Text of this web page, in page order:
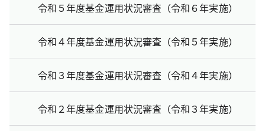
令和５年度基金運用状況審査（令和６年実施）
令和４年度基金運用状況審査（令和５年実施）
令和３年度基金運用状況審査（令和４年実施）
令和２年度基金運用状況審査（令和３年実施）